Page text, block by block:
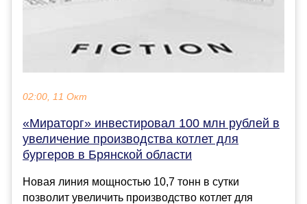
02:00, 11 Окт
«Мираторг» инвестировал 100 млн рублей в
увеличение производства котлет для
бургеров в Брянской области
Новая линия мощностью 10,7 тонн в сутки
позволит увеличить производство котлет для